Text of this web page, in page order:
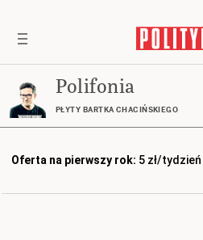
Polifonia
PŁYTY BARTKA CHACIŃSKIEGO
Oferta na pierwszy rok: 5 zł/tydzień